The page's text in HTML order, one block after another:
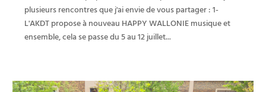
plusieurs rencontres que j'ai envie de vous partager : 1-
L'AKDT propose à nouveau HAPPY WALLONIE musique et
ensemble, cela se passe du 5 au 12 juillet...